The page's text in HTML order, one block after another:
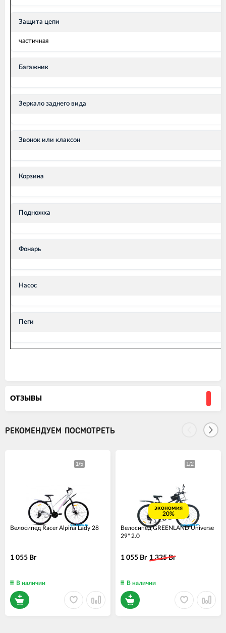
Защита цепи
частичная
Багажник
Зеркало заднего вида
Звонок или клаксон
Корзина
Подножка
Фонарь
Насос
Пеги
ОТЗЫВЫ
РЕКОМЕНДУЕМ ПОСМОТРЕТЬ
Велосипед Racer Alpina Lady 28
1 055 Br
В наличии
экономия
20%
Велосипед GREENLAND Universe
29" 2.0
1 055 Br 1 325 Br
В наличии